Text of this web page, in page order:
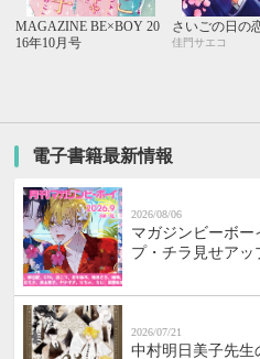
MAGAZINE BE×BOY 20
16年10月号
さいごの日の
佳門サエコ
電子書籍最新情報
2026/08/06
マガジンビーボー
プ・チラ見せアッ
2026/07/21
中村明日美子先生